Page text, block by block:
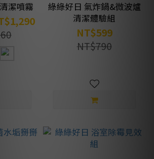
潔噴霧
綠綠好日 氣炸鍋&微波爐
清潔體驗組
NT$599
NT$790